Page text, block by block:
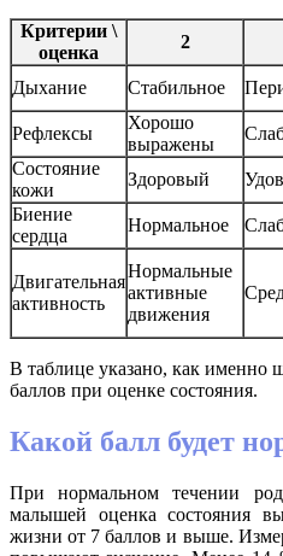
Критерии \
оценка
2
Дыхание Стабильное
Рефлексы
Хорошо
выражены
Состояние
кожи
Здоровый
Биение
сердца
Нормальное
Двигательная
активность
Нормальные
активные
движения
В таблице указано, как именно
баллов при оценке состояния.
Какой балл будет
При нормальном течении
малышей оценка состояния
жизни от 7 баллов и выше.